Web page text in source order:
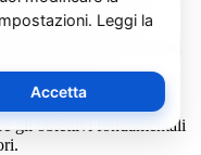
di cattivi odori),
della Legionella.
condizionatori
di un nuovo
materia di risparmio
gli obiettivi fondamentali